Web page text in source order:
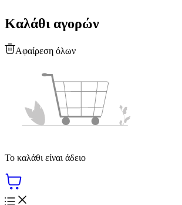
Καλάθι αγορών
Αφαίρεση όλων
Το καλάθι είναι άδειο